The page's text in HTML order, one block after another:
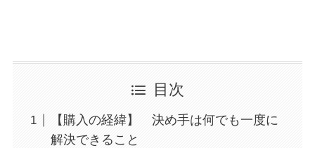
目次
【購入の経緯】 決め手は何でも一度に
解決できること